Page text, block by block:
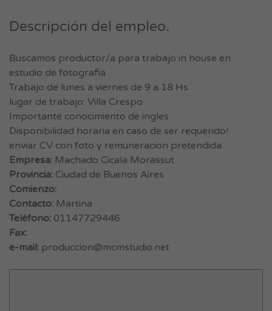
Descripción del empleo.
Buscamos productor/a para trabajo in house en
estudio de fotografia
Trabajo de lunes a viernes de 9 a 18 Hs
lugar de trabajo: Villa Crespo
Importante conocimiento de ingles
Disponibilidad horaria en caso de ser requerido!
enviar CV con foto y remuneracion pretendida
Empresa: Machado Cicala Morassut
Provincia: Ciudad de Buenos Aires
Comienzo:
Contacto: Martina
Teléfono: 01147729446
Fax:
e-mail: produccion@mcmstudio.net